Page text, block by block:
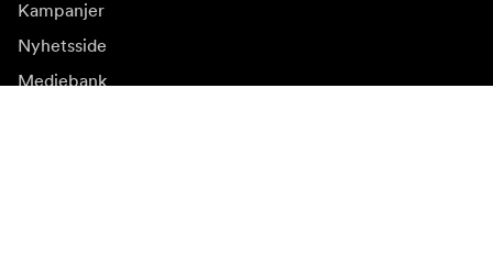
Kampanjer
Nyhetsside
Mediebank